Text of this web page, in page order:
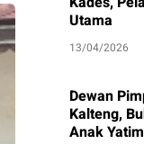
Utama
13/04/2026
Dewan
Kalteng,
Anak Yatim